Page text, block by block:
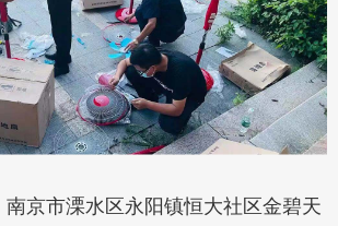
南京市溧水区永阳镇恒大社区金碧天